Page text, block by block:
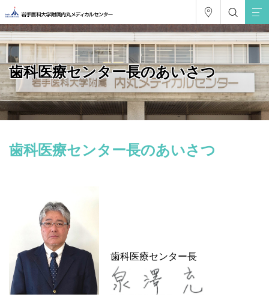
歯科医療センター長のあいさつ
歯科医療センター長のあいさつ
歯科医療センター長